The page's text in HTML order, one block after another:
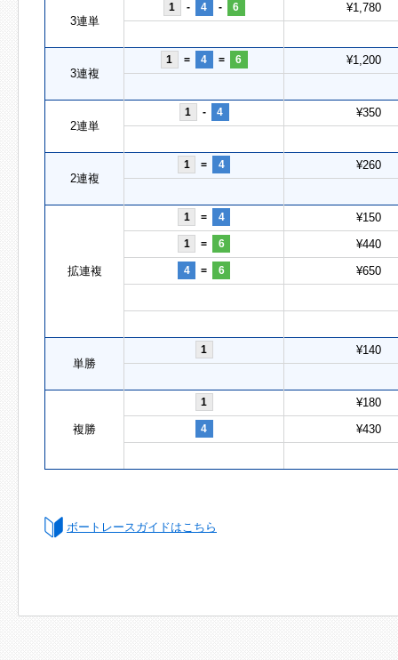
3連単
1 - 4 - 6 ¥1,780
3連複
1 = 4 = 6 ¥1,200
2連単
1 - 4 ¥350
2連複
1 = 4 ¥260
拡連複
1 = 4 ¥150
1 = 6 ¥440
4 = 6 ¥650
単勝
1 ¥140
複勝
1 ¥180
4 ¥430
ボートレースガイドはこちら